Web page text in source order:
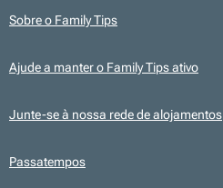
Sobre o Family Tips
Ajude a manter o Family Tips ativo
Junte-se à nossa rede de alojamentos
Passatempos